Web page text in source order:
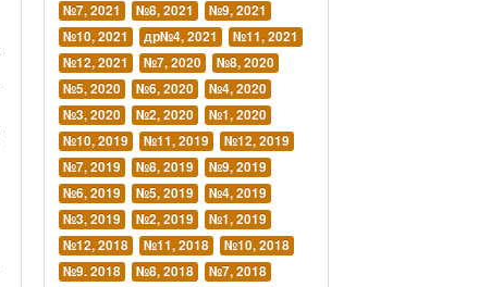
№7, 2021
№8, 2021
№9, 2021
№10, 2021
др№4, 2021
№11, 2021
№12, 2021
№7, 2020
№8, 2020
№5, 2020
№6, 2020
№4, 2020
№3, 2020
№2, 2020
№1, 2020
№10, 2019
№11, 2019
№12, 2019
№7, 2019
№8, 2019
№9, 2019
№6, 2019
№5, 2019
№4, 2019
№3, 2019
№2, 2019
№1, 2019
№12, 2018
№11, 2018
№10, 2018
№9. 2018
№8, 2018
№7, 2018